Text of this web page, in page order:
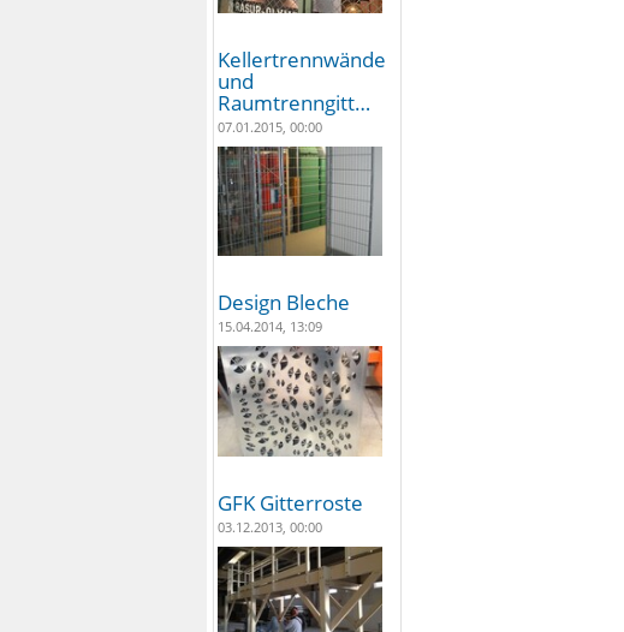
Kellertrennwände
und
Raumtrenngitt…
07.01.2015, 00:00
Design Bleche
15.04.2014, 13:09
GFK Gitterroste
03.12.2013, 00:00